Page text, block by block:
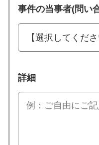
事件の当事者(問い
詳細